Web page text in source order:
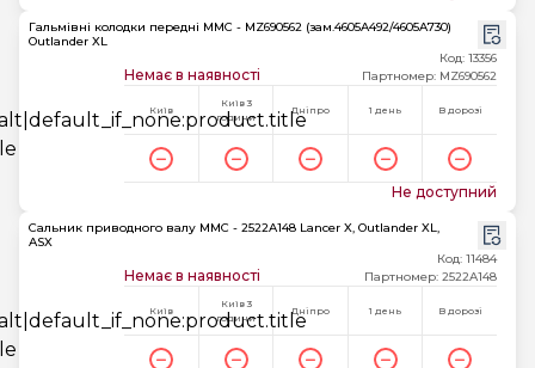
Гальмівні колодки передні MMC - MZ690562 (зам.4605A492/4605A730)
Outlander XL
Немає в наявності
Код: 13356
Партномер: MZ690562
Київ
Київ 3
години
Дніпро 1 день В дорозі
Не доступний
Сальник приводного валу MMC - 2522A148 Lancer X, Outlander XL,
ASX
Немає в наявності
Код: 11484
Партномер: 2522A148
Київ
Київ 3
години
Дніпро 1 день В дорозі